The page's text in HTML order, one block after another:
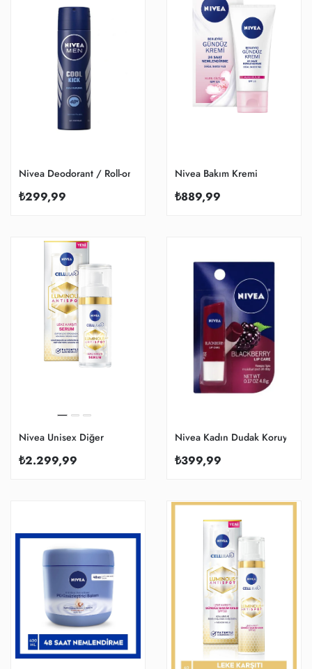
Nivea Deodorant / Roll-on
₺299,99
Nivea Bakım Kremi
₺889,99
Nivea Unisex Diğer
₺2.299,99
Nivea Kadın Dudak Koruyucu
₺399,99